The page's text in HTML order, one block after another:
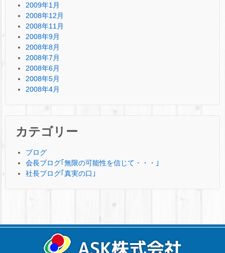
2009年1月
2008年12月
2008年11月
2008年9月
2008年8月
2008年7月
2008年6月
2008年5月
2008年4月
カテゴリー
ブログ
会長ブログ｢無限の可能性を信じて・・・｣
社長ブログ｢真実の口｣